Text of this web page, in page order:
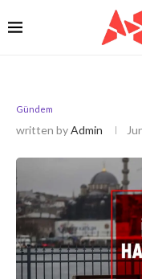
Gündem
written byAdmin